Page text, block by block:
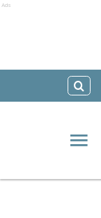
Ads